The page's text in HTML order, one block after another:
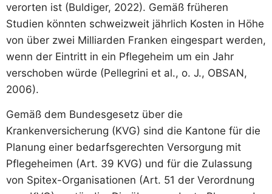
verorten ist (Buldiger, 2022). Gemäß früheren
Studien könnten schweizweit jährlich Kosten in Höhe
von über zwei Milliarden Franken eingespart werden,
wenn der Eintritt in ein Pflegeheim um ein Jahr
verschoben würde (Pellegrini et al., o. J., OBSAN,
2006).
Gemäß dem Bundesgesetz über die
Krankenversicherung (KVG) sind die Kantone für die
Planung einer bedarfsgerechten Versorgung mit
Pflegeheimen (Art. 39 KVG) und für die Zulassung
von Spitex-Organisationen (Art. 51 der Verordnung